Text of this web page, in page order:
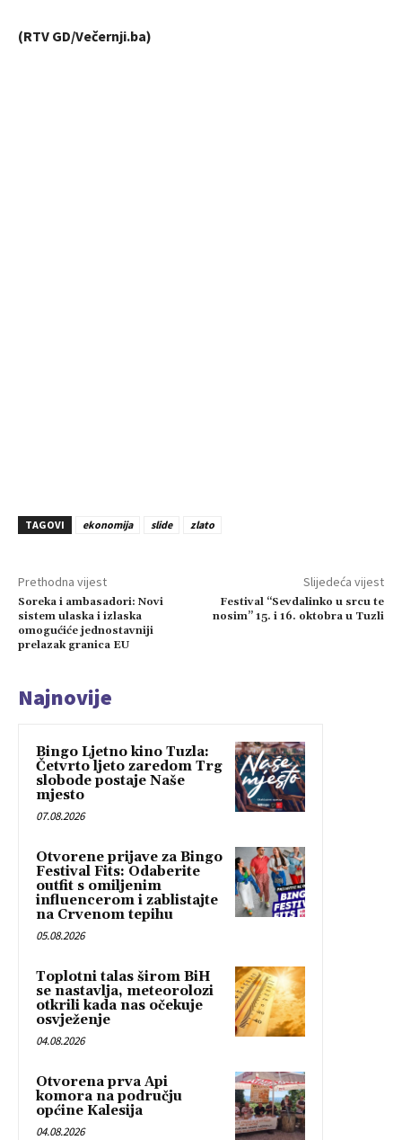
(RTV GD/Večernji.ba)
TAGOVI ekonomija slide zlato
Prethodna vijest
Soreka i ambasadori: Novi
sistem ulaska i izlaska
omogućiće jednostavniji
prelazak granica EU
Slijedeća vijest
Festival “Sevdalinko u srcu te
nosim” 15. i 16. oktobra u Tuzli
Najnovije
Bingo Ljetno kino Tuzla:
Četvrto ljeto zaredom Trg
slobode postaje Naše
mjesto
07.08.2026
Otvorene prijave za Bingo
Festival Fits: Odaberite
outfit s omiljenim
influencerom i zablistajte
na Crvenom tepihu
05.08.2026
Toplotni talas širom BiH
se nastavlja, meteorolozi
otkrili kada nas očekuje
osvježenje
04.08.2026
Otvorena prva Api
komora na području
općine Kalesija
04.08.2026